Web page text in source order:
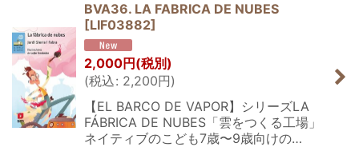
BVA36. LA FABRICA DE NUBES
[LIF03882]
2,000円(税別)
(税込: 2,200円)
【EL BARCO DE VAPOR】シリーズLA
FÁBRICA DE NUBES「雲をつくる工場」
ネイティブのこども7歳〜9歳向けの…